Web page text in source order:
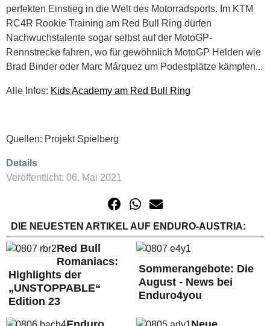
perfekten Einstieg in die Welt des Motorradsports. Im KTM
RC4R Rookie Training am Red Bull Ring dürfen
Nachwuchstalente sogar selbst auf der MotoGP-
Rennstrecke fahren, wo für gewöhnlich MotoGP Helden wie
Brad Binder oder Marc Márquez um Podestplätze kämpfen...
Alle Infos: Kids Academy am Red Bull Ring
Quellen: Projekt Spielberg
Details
Veröffentlicht: 06. Mai 2021
DIE NEUESTEN ARTIKEL AUF ENDURO-AUSTRIA:
Red Bull
Romaniacs:
Highlights der
„UNSTOPPABLE“
Edition 23
Sommerangebote: Die
August - News bei
Enduro4you